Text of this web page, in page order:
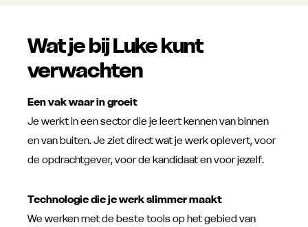
Wat je bij Luke kunt
verwachten
Een vak waar in groeit
Je werkt in een sector die je leert kennen van binnen
en van buiten. Je ziet direct wat je werk oplevert, voor
de opdrachtgever, voor de kandidaat en voor jezelf.
Technologie die je werk slimmer maakt
We werken met de beste tools op het gebied van